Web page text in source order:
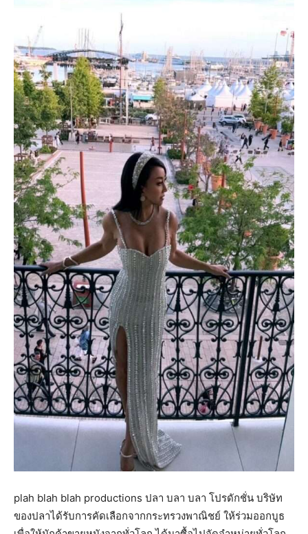
plah blah blah productions ปลา บลา บลา โปรดักชั่น บริษัท
ของปลาได้รับการคัดเลือกจากกระทรวงพาณิชย์ ให้ร่วมออกบูธ